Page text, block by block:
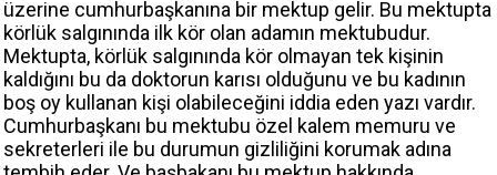
üzerine cumhurbaşkanına bir mektup gelir. Bu mektupta
körlük salgınında ilk kör olan adamın mektubudur.
Mektupta, körlük salgınında kör olmayan tek kişinin
kaldığını bu da doktorun karısı olduğunu ve bu kadının
boş oy kullanan kişi olabileceğini iddia eden yazı vardır.
Cumhurbaşkanı bu mektubu özel kalem memuru ve
sekreterleri ile bu durumun gizliliğini korumak adına